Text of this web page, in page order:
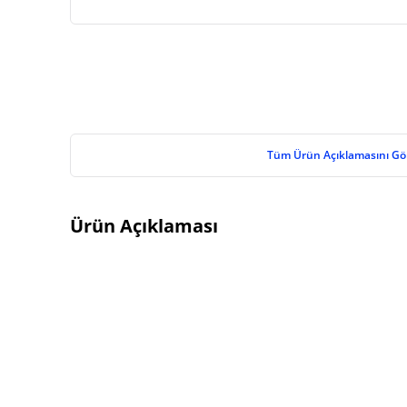
Tüm Ürün Açıklamasını
Ürün Açıklaması